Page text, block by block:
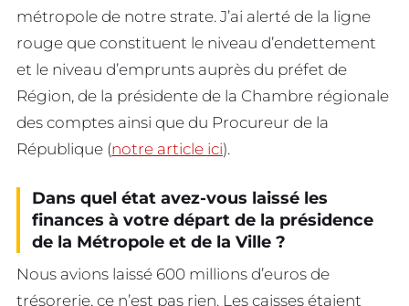
métropole de notre strate. J’ai alerté de la ligne
rouge que constituent le niveau d’endettement
et le niveau d’emprunts auprès du préfet de
Région, de la présidente de la Chambre régionale
des comptes ainsi que du Procureur de la
République (notre article ici).
Dans quel état avez-vous laissé les
finances à votre départ de la présidence
de la Métropole et de la Ville ?
Nous avions laissé 600 millions d’euros de
trésorerie, ce n’est pas rien. Les caisses étaient